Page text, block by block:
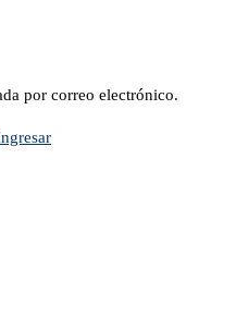
por correo electrónico.